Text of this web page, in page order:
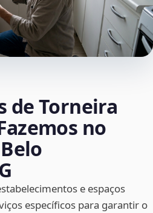
de Torneira
no
e espaços
específicos para garantir o